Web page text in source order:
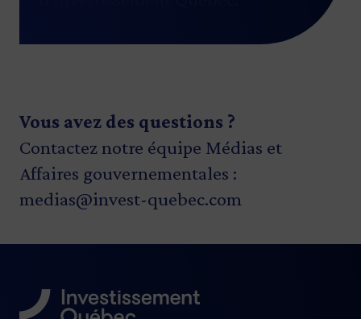
Vous avez des questions ?
Contactez notre équipe Médias et
Affaires gouvernementales :
medias@invest-quebec.com